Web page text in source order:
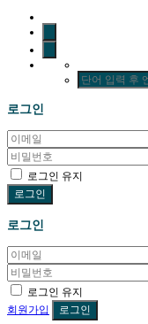
로그인
로그인 유지
로그인
로그인 유지
회원가입